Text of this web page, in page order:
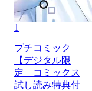
1
プチコミック
【デジタル限
定 コミックス
試し読み特典付